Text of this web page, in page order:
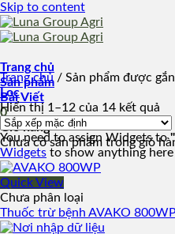
Skip to content
Trang chủ
Sản phẩm
Bài Viết
0
Giỏ hàng
Chưa có sản phẩm trong giỏ
Trang chủ / Sản phẩm được
Lọc
Hiển thị 1–12 của 14 kết quả
You need to assign Widgets to
Widgets to show anything here
Quick View
Chưa phân loại
Thuốc trừ bệnh AVAKO